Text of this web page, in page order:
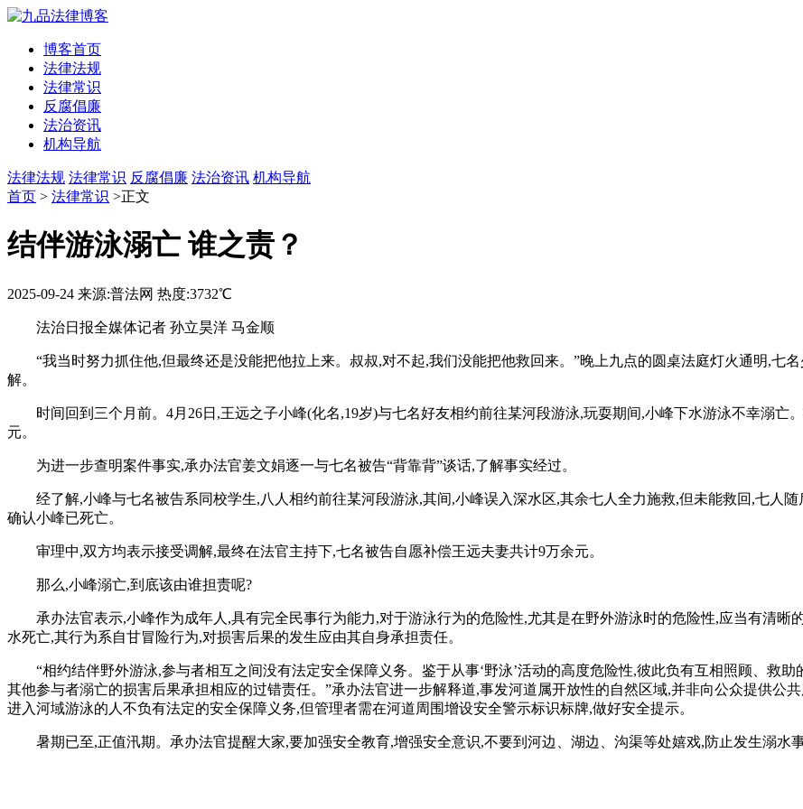
博客首页
法律法规
法律常识
反腐倡廉
法治资讯
机构导航
法律法规 法律常识 反腐倡廉 法治资讯 机构导航
首页 > 法律常识 >正文
结伴游泳溺亡 谁之责？
2025-09-24 来源:普法网 热度:3732℃
法治日报全媒体记者 孙立昊洋 马金顺
“我当时努力抓住他,但最终还是没能把他拉上来。叔叔,对不起,我们没能把他救回来。”晚上九点的圆桌法庭灯火通明,七
解。
时间回到三个月前。4月26日,王远之子小峰(化名,19岁)与七名好友相约前往某河段游泳,玩耍期间,小峰下水游泳不幸溺亡
元。
为进一步查明案件事实,承办法官姜文娟逐一与七名被告“背靠背”谈话,了解事实经过。
经了解,小峰与七名被告系同校学生,八人相约前往某河段游泳,其间,小峰误入深水区,其余七人全力施救,但未能救回,七人
确认小峰已死亡。
审理中,双方均表示接受调解,最终在法官主持下,七名被告自愿补偿王远夫妻共计9万余元。
那么,小峰溺亡,到底该由谁担责呢?
承办法官表示,小峰作为成年人,具有完全民事行为能力,对于游泳行为的危险性,尤其是在野外游泳时的危险性,应当有清晰
水死亡,其行为系自甘冒险行为,对损害后果的发生应由其自身承担责任。
“相约结伴野外游泳,参与者相互之间没有法定安全保障义务。鉴于从事‘野泳’活动的高度危险性,彼此负有互相照顾、救
其他参与者溺亡的损害后果承担相应的过错责任。”承办法官进一步解释道,事发河道属开放性的自然区域,并非向公众提供公
进入河域游泳的人不负有法定的安全保障义务,但管理者需在河道周围增设安全警示标识标牌,做好安全提示。
暑期已至,正值汛期。承办法官提醒大家,要加强安全教育,增强安全意识,不要到河边、湖边、沟渠等处嬉戏,防止发生溺水